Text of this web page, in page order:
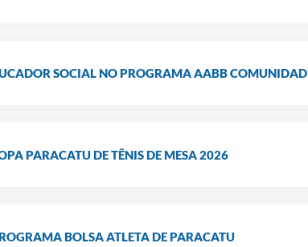
SOCIAL NO PROGRAMA AABB
PARACATU DE TÊNIS DE MESA 2026
BOLSA ATLETA DE PARACATU